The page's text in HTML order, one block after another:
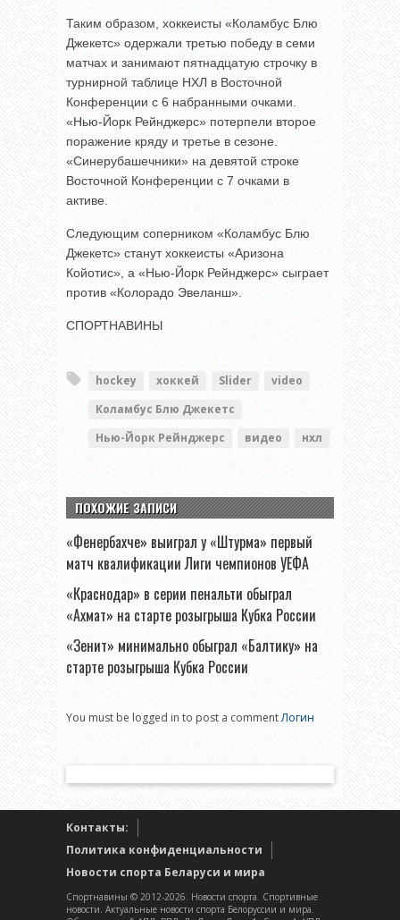
Таким образом, хоккеисты «Коламбус Блю
Джекетс» одержали третью победу в семи
матчах и занимают пятнадцатую строчку в
турнирной таблице НХЛ в Восточной
Конференции с 6 набранными очками.
«Нью-Йорк Рейнджерс» потерпели второе
поражение кряду и третье в сезоне.
«Синерубашечники» на девятой строке
Восточной Конференции с 7 очками в
активе.
Следующим соперником «Коламбус Блю
Джекетс» станут хоккеисты «Аризона
Койотис», а «Нью-Йорк Рейнджерс» сыграет
против «Колорадо Эвеланш».
СПОРТНАВИНЫ
hockey хоккей Slider
video
Коламбус Блю Джекетс
Нью-Йорк Рейнджерс
видео нхл
ПОХОЖИЕ ЗАПИСИ
«Фенербахче» выиграл у «Штурма» первый
матч квалификации Лиги чемпионов УЕФА
«Краснодар» в серии пенальти обыграл
«Ахмат» на старте розыгрыша Кубка России
«Зенит» минимально обыграл «Балтику» на
старте розыгрыша Кубка России
You must be logged in to post a commentЛогин
Контакты:
Политика конфиденциальности
Новости спорта Беларуси и мира
Спортнавины © 2012-2026. Новости спорта. Спортивные
новости. Актуальные новости спорта Белоруссии и мира.